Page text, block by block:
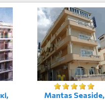
Mantas Seaside,